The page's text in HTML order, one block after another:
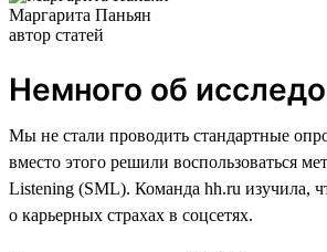
Маргарита Паньян
автор статей
Немного об
Мы не стали проводить стандартные
вместо этого решили воспользоваться
Listening (SML). Команда hh.ru изучила,
о карьерных страхах в соцсетях.